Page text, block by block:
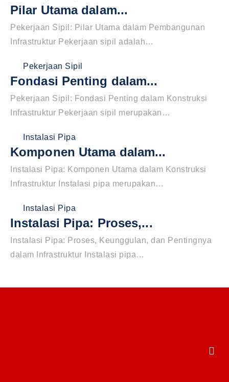
Pilar Utama dalam...
Pekerjaan Sipil: Pilar Utama dalam Pembangunan
Infrastruktur Pekerjaan sipil adalah…
Pekerjaan Sipil
Fondasi Penting dalam...
Pekerjaan Sipil: Fondasi Penting dalam Konstruksi
Infrastruktur Pekerjaan sipil merupakan…
Instalasi Pipa
Komponen Utama dalam...
Instalasi Pipa: Komponen Utama dalam Konstruksi
Infrastruktur Instalasi pipa merupakan…
Instalasi Pipa
Instalasi Pipa: Proses,...
Instalasi Pipa: Proses, Keunggulan, dan Pentingnya
dalam Infrastruktur Instalasi pipa…